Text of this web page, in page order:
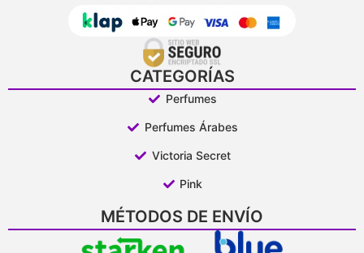
CATEGORÍAS
Perfumes
Perfumes Árabes
Victoria Secret
Pink
MÉTODOS DE ENVÍO